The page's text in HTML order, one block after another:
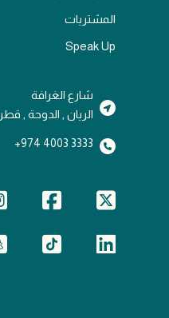
المشتريات
Speak Up
شارع الغرافة
الريان , الدوحة , قطر
3333 4003 974+